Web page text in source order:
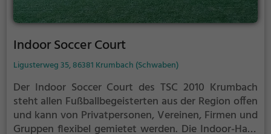
Indoor Soccer Court
Ligusterweg 35, 86381 Krumbach (Schwaben)
Der Indoor Soccer Court des TSC 2010 Krumbach
steht allen Fußballbegeisterten aus der Region offen
und kann von Privatpersonen, Vereinen, Firmen und
Gruppen flexibel gemietet werden. Die Indoor-Halle